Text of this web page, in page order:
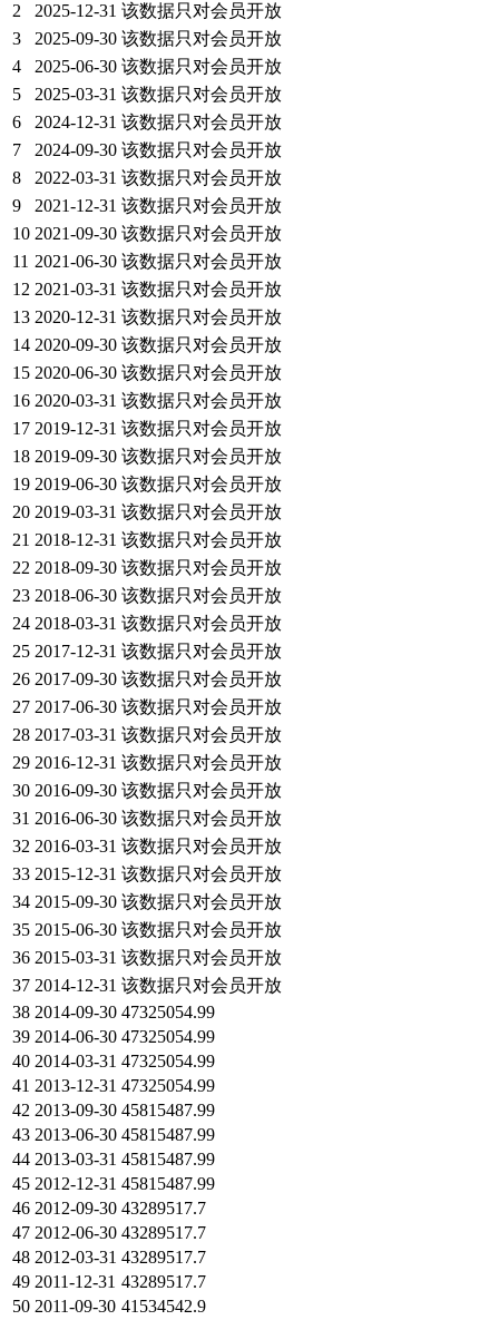
2
2025-12-31 该数据只对会员开放
3
2025-09-30 该数据只对会员开放
4
2025-06-30 该数据只对会员开放
5
2025-03-31 该数据只对会员开放
6
2024-12-31 该数据只对会员开放
7
2024-09-30 该数据只对会员开放
8
2022-03-31 该数据只对会员开放
9
2021-12-31 该数据只对会员开放
10 2021-09-30 该数据只对会员开放
11 2021-06-30 该数据只对会员开放
12 2021-03-31 该数据只对会员开放
13 2020-12-31 该数据只对会员开放
14 2020-09-30 该数据只对会员开放
15 2020-06-30 该数据只对会员开放
16 2020-03-31 该数据只对会员开放
17 2019-12-31 该数据只对会员开放
18 2019-09-30 该数据只对会员开放
19 2019-06-30 该数据只对会员开放
20 2019-03-31 该数据只对会员开放
21 2018-12-31 该数据只对会员开放
22 2018-09-30 该数据只对会员开放
23 2018-06-30 该数据只对会员开放
24 2018-03-31 该数据只对会员开放
25 2017-12-31 该数据只对会员开放
26 2017-09-30 该数据只对会员开放
27 2017-06-30 该数据只对会员开放
28 2017-03-31 该数据只对会员开放
29 2016-12-31 该数据只对会员开放
30 2016-09-30 该数据只对会员开放
31 2016-06-30 该数据只对会员开放
32 2016-03-31 该数据只对会员开放
33 2015-12-31 该数据只对会员开放
34 2015-09-30 该数据只对会员开放
35 2015-06-30 该数据只对会员开放
36 2015-03-31 该数据只对会员开放
37 2014-12-31 该数据只对会员开放
38 2014-09-30 47325054.99
39 2014-06-30 47325054.99
40 2014-03-31 47325054.99
41 2013-12-31 47325054.99
42 2013-09-30 45815487.99
43 2013-06-30 45815487.99
44 2013-03-31 45815487.99
45 2012-12-31 45815487.99
46 2012-09-30 43289517.7
47 2012-06-30 43289517.7
48 2012-03-31 43289517.7
49 2011-12-31 43289517.7
50 2011-09-30 41534542.9